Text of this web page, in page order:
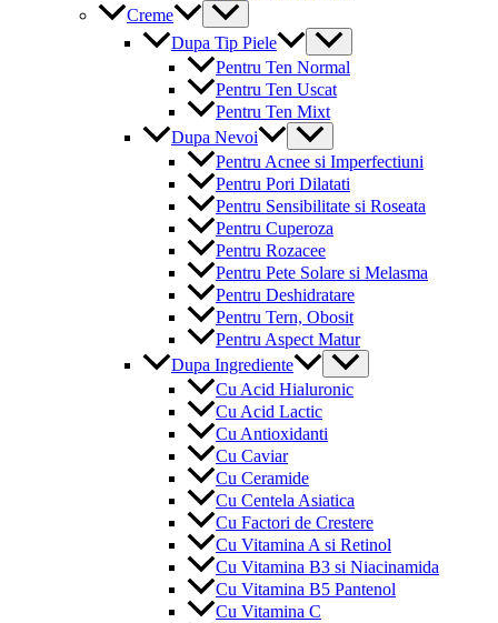
Creme
Menu
Toggle
Dupa Tip Piele
Menu
Toggle
Pentru Ten Normal
Pentru Ten Uscat
Pentru Ten Mixt
Dupa Nevoi
Menu
Toggle
Pentru Acnee si Imperfectiuni
Pentru Pori Dilatati
Pentru Sensibilitate si Roseata
Pentru Cuperoza
Pentru Rozacee
Pentru Pete Solare si Melasma
Pentru Deshidratare
Pentru Tern, Obosit
Pentru Aspect Matur
Dupa Ingrediente
Menu
Toggle
Cu Acid Hialuronic
Cu Acid Lactic
Cu Antioxidanti
Cu Caviar
Cu Ceramide
Cu Centela Asiatica
Cu Factori de Crestere
Cu Vitamina A si Retinol
Cu Vitamina B3 si Niacinamida
Cu Vitamina B5 Pantenol
Cu Vitamina C